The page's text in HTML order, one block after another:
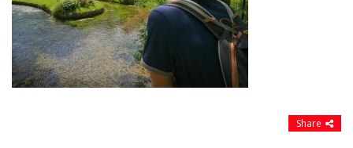
Share